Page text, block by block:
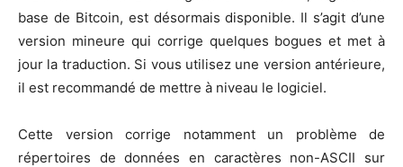
base de Bitcoin, est désormais disponible. Il s’agit d’une
version mineure qui corrige quelques bogues et met à
jour la traduction. Si vous utilisez une version antérieure,
il est recommandé de mettre à niveau le logiciel.
Cette version corrige notamment un problème de
répertoires de données en caractères non-ASCII sur